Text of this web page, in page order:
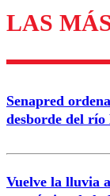
LAS
Senapred
desborde del río
Vuelve la lluvia